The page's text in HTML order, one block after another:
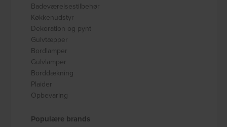
Badeværelsestilbehør
Køkkenudstyr
Dekoration og pynt
Gulvtæpper
Bordlamper
Gulvlamper
Borddækning
Plaider
Opbevaring
Populære brands